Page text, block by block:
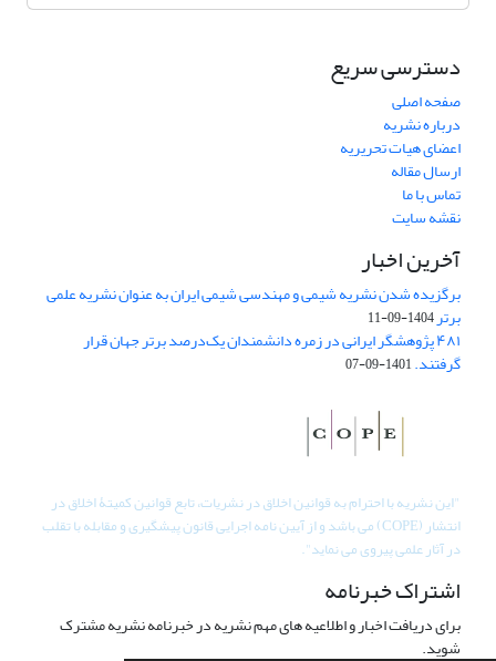
دسترسی سریع
صفحه اصلی
درباره نشریه
اعضای هیات تحریریه
ارسال مقاله
تماس با ما
نقشه سایت
آخرین اخبار
برگزیده شدن نشریه شیمی و مهندسی شیمی ایران به عنوان نشریه علمی
برتر1404-09-11
۴۸۱ پژوهشگر ایرانی در زمره دانشمندان یک‌درصد برتر جهان قرار
گرفتند.1401-09-07
"این نشریه با احترام به قوانین اخلاق در نشریات، تابع قوانین کمیتۀ اخلاق در
انتشار (COPE) می باشد و از آیین نامه اجرایی قانون پیشگیری و مقابله با تقلب
در آثار علمی پیروی می نماید".
اشتراک خبرنامه
برای دریافت اخبار و اطلاعیه های مهم نشریه در خبرنامه نشریه مشترک
شوید.